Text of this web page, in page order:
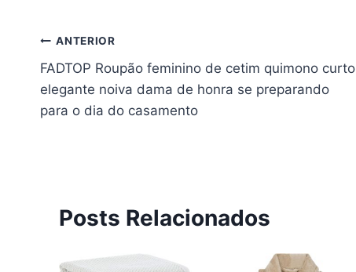
Navegação
de
Post
ANTERIOR
FADTOP Roupão feminino de cetim quimono curto
elegante noiva dama de honra se preparando
para o dia do casamento
Posts Relacionados